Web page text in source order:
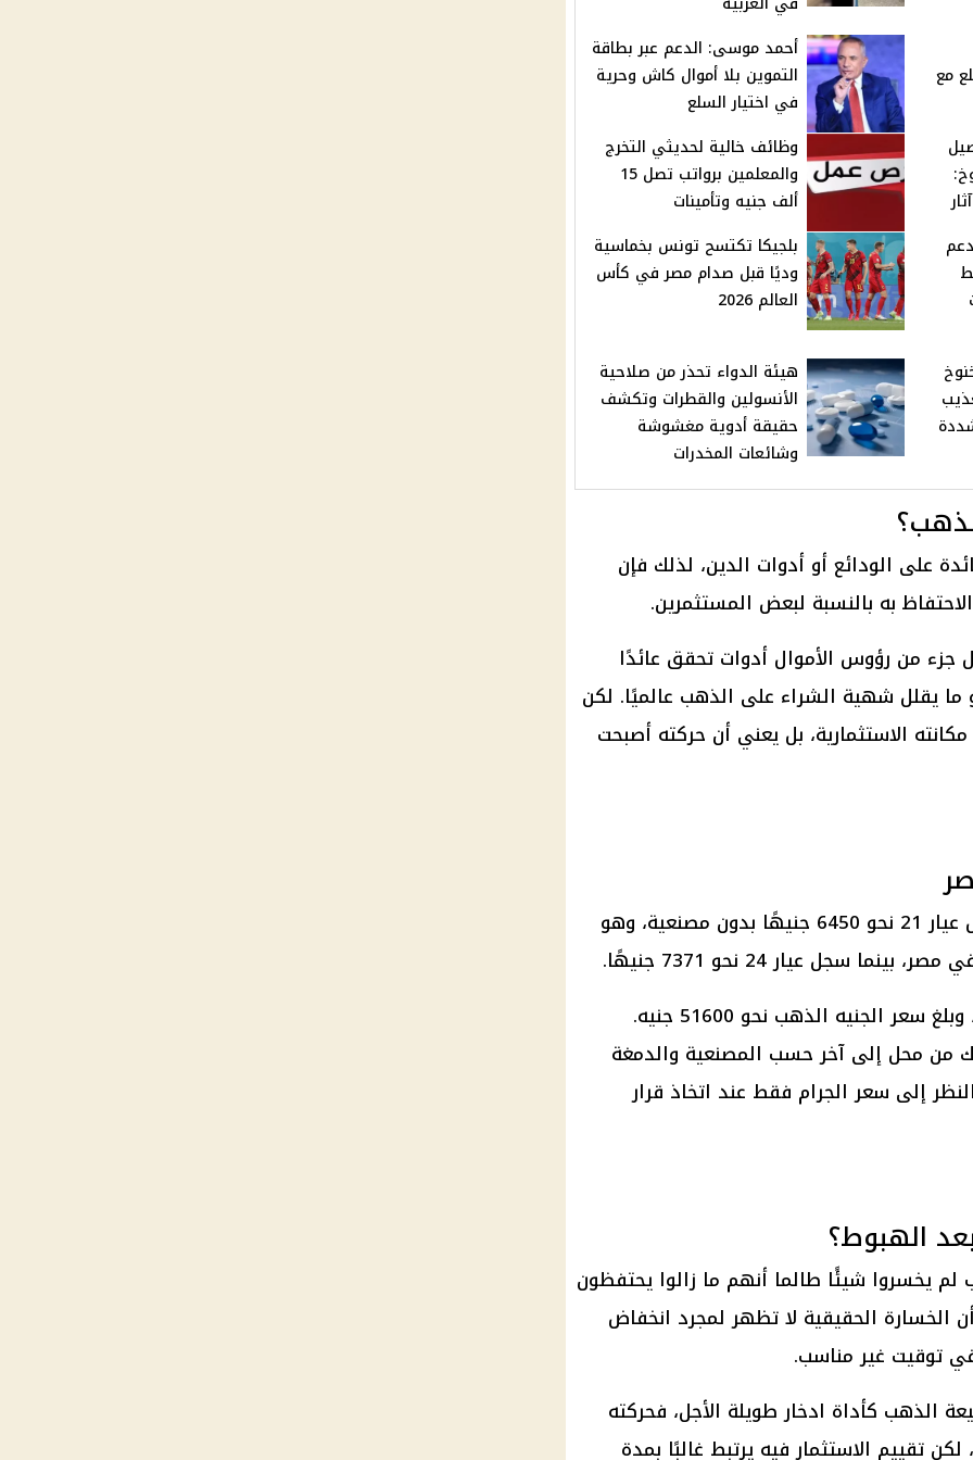
مع
أحمد موسى: الدعم عبر بطاقة
التموين بلا أموال كاش وحرية
في اختيار السلع
وظائف خالية لحديثي التخرج
والمعلمين برواتب تصل 15
ألف جنيه وتأمينات
بلجيكا تكتسح تونس بخماسية
وديًا قبل صدام مصر في كأس
العالم 2026
هيئة الدواء تحذر من صلاحية
الأنسولين والقطرات وتكشف
حقيقة أدوية مغشوشة
وشائعات المخدرات
على الودائع أو أدوات الدين، لذلك فإن
به بالنسبة لبعض المستثمرين.
جزء من رؤوس الأموال أدوات تحقق عائدًا
ما يقلل شهية الشراء على الذهب عالميًا. لكن
الاستثمارية، بل يعني أن حركته أصبحت
وفق آخر تحديث متاح للأسعار، سجل عيار 21 نحو 6450 جنيهًا بدون مصنعية، وهو
سجل عيار 24 نحو 7371 جنيهًا.
كما سجل عيار 18 نحو 5529 جنيهًا، وبلغ سعر الجنيه الذهب نحو 51600 جنيه.
من محل إلى آخر حسب المصنعية والدمغة
إلى سعر الجرام فقط عند اتخاذ قرار
الهبوط؟
يخسروا شيئًا طالما أنهم ما زالوا يحتفظون
الحقيقية لا تظهر لمجرد انخفاض
توقيت غير مناسب.
الذهب كأداة ادخارطويلة الأجل، فحركته
لكن تقييم الاستثمارفيه يرتبط غالبًا بمدة